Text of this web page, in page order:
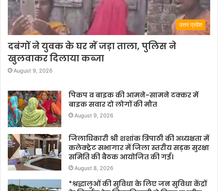
उत्तर प्रदेश
दबंगों ने युवक के घर में जड़ा ताला, पुलिस ने
खुलवाकर दिलाया कब्जा
August 9, 2026
पिकप व बाइक की आमने-सामने टक्कर में
बाइक सवार दो लोगों की मौत
August 9, 2026
जिलाधिकारी श्री शशांक त्रिपाठी की अध्यक्षता में
कलेक्ट्रेट सभागार में जिला स्तरीय सड़क सुरक्षा
समिति की बैठक आयोजित की गई।
August 8, 2026
*श्रद्धालुओं की सुविधा के लिए जन सुविधा केंद्रों